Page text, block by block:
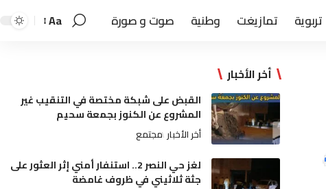
تربوية تمازيغت وطنية صوت و صورة Aa
أخر الأخبار
القبض على شبكة مختصة في التنقيب غير
المشروع عن الكنوز بجمعة سحيم
أخر الأخبار مجتمع
لغز حي النصر 2.. استنفار أمني إثر العثور على
جثة ثلاثيني في ظروف غامضة